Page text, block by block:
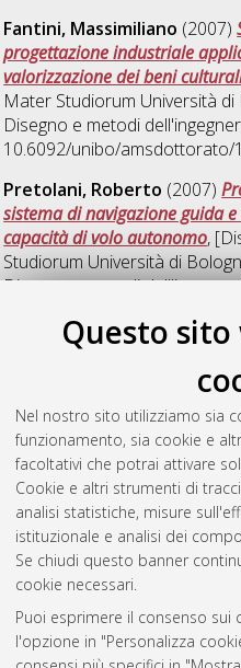
Questo
Nel nostro sito utilizziamo sia
funzionamento, sia cookie e
facoltativi che potrai attivare
Cookie e altri strumenti di
analisi statistiche, misure
istituzionale e analisi dei
Se chiudi questo banner
cookie necessari.
Puoi esprimere il consenso sui
l'opzione in "Personalizza
Fantini, Massimiliano (2007)
progettazione industriale
valorizzazione dei beni
Mater Studiorum Università
Disegno e metodi
10.6092/unibo/amsdottorato/
Pretolani, Roberto (2007)
sistema di navigazione guida
capacità di volo autonomo,
Studiorum Università di
Disegno e metodi
Teodorani, Barbara (2007)
sistema di gestione
per un velivolo UAV ad ala
Mater Studiorum Università
Disegno e metodi
10.6092/unibo/amsdottorato/
Questa lista e' stata generata
Atom
Rss 1.0